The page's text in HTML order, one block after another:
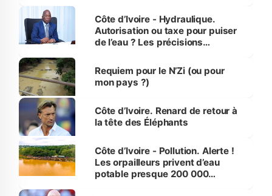
Côte d’Ivoire - Hydraulique.
Autorisation ou taxe pour puiser
de l’eau ? Les précisions
Requiem pour le N’Zi (ou pour
mon pays ?)
Côte d’Ivoire. Renard de retour à
la tête des Éléphants
Côte d’Ivoire - Pollution. Alerte !
Les orpailleurs privent d’eau
potable presque 200 000